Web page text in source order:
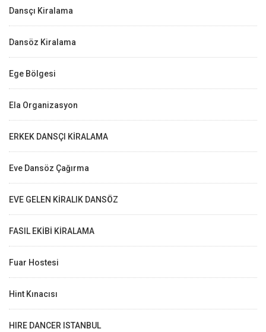
Dansçı Kiralama
Dansöz Kiralama
Ege Bölgesi
Ela Organizasyon
ERKEK DANSÇI KİRALAMA
Eve Dansöz Çağırma
EVE GELEN KİRALIK DANSÖZ
FASIL EKİBİ KİRALAMA
Fuar Hostesi
Hint Kınacısı
HIRE DANCER ISTANBUL